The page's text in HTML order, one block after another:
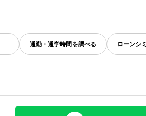
通勤・通学時間を調べる ローンシ